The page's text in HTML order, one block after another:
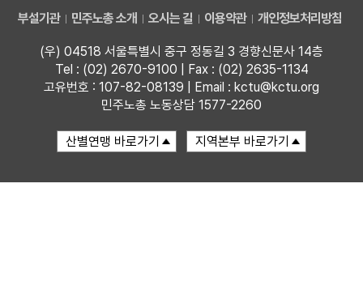
부설기관 민주노총 소개 오시는 길 이용약관 개인정보처리방침
(우) 04518 서울특별시 중구 정동길 3 경향신문사 14층
Tel : (02) 2670-9100 | Fax : (02) 2635-1134
고유번호 : 107-82-08139 | Email : kctu@kctu.org
민주노총 노동상담 1577-2260